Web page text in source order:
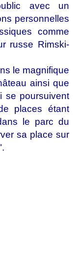
avec un
personnelles
comme
russe Rimski-
le magnifique
ainsi que
se poursuivent
places étant
le parc du
sa place sur